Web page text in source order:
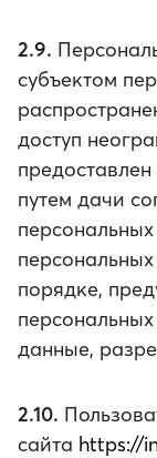
2.9.
субъектом
доступ
путем дачи
порядке,
данные,
2.10.
сайта https://